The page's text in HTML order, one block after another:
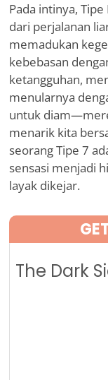
Pada intinya,
dari perjalanan
memadukan
kebebasan
ketangguhan,
menularnya
untuk
menarik kita
seorang Tipe 7
sensasi menjadi
layak dikejar.
The Dark